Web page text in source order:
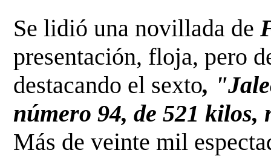
Se lidió una novillada de
presentación, floja, pero
destacando el sexto,
número 94, de 521 kilos,
Más de veinte mil